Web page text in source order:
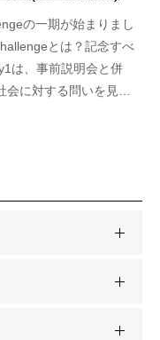
の一期が始まりまし
とは？記念すべ
は、事前説明会と併
会に対する問いを見…